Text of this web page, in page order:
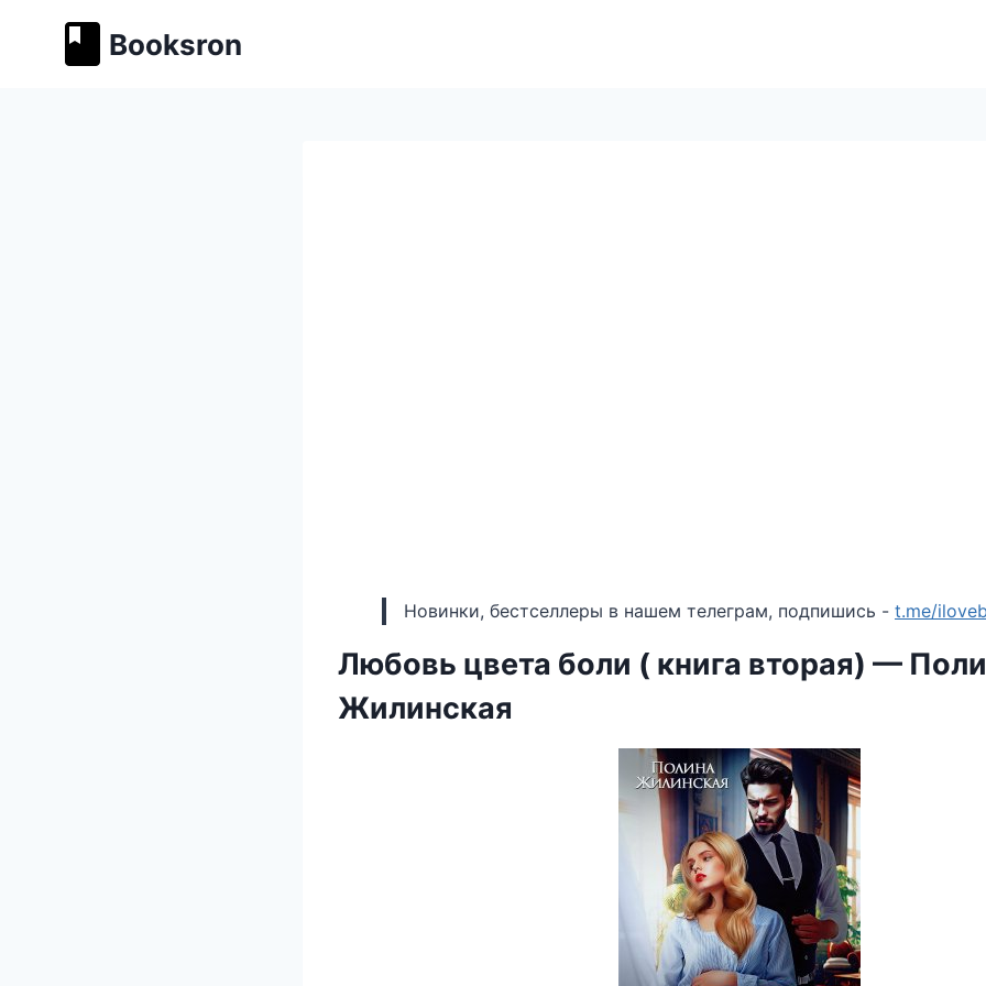
содержимому
Booksron
Новинки, бестселлеры в нашем телеграм, подпишись - t.me/
Любовь цвета боли ( книга вторая) —
Жилинская